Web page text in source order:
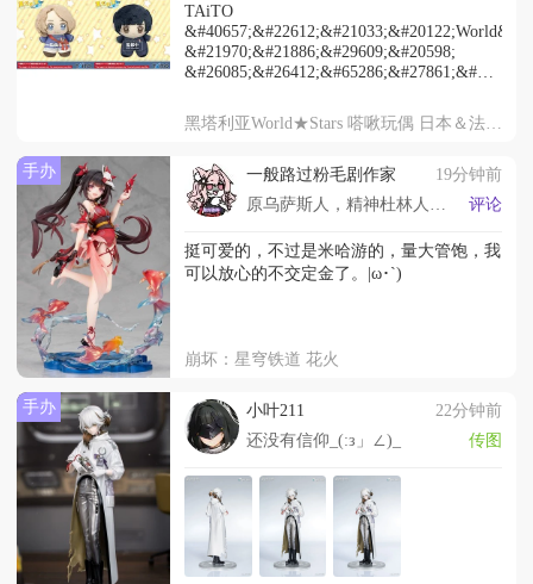
TAiTO
&#21970;&#21886;&#29609;&#20598;
2026&#24180;12&#26376;&#20986;&#36135;
手办 一般路过粉毛剧作家
19分钟前
评论
挺可爱的，不过是米哈游的，量大管饱，我
可以放心的不交定金了。|ω･`)
崩坏：星穹铁道 花火
手办 小叶211
22分钟前
还没有信仰_(:з」∠)_
传图